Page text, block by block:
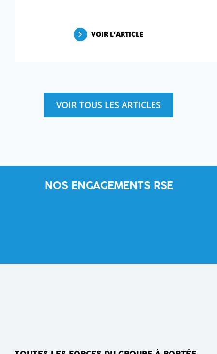
VOIR L'ARTICLE
VOIR TOUS LES ARTICLES
NOS ENGAGEMENTS RSE